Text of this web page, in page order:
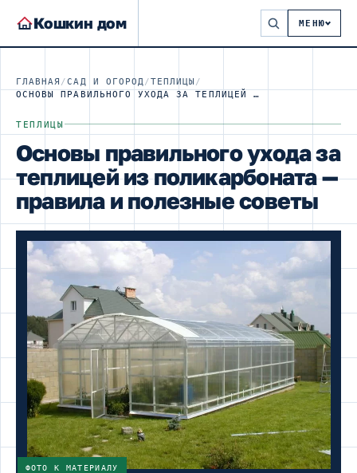
Кошкин дом МЕНЮ
ГЛАВНАЯ /САД И ОГОРОД /ТЕПЛИЦЫ /
ОСНОВЫ ПРАВИЛЬНОГО УХОДА ЗА ТЕПЛИЦЕЙ ИЗ ПОЛИКАРБОНАТА — ПРАВИЛА И ПОЛЕЗНЫЕ СОВЕТЫ
ТЕПЛИЦЫ
Основы правильного ухода за
теплицей из поликарбоната —
правила и полезные советы
ФОТО К МАТЕРИАЛУ